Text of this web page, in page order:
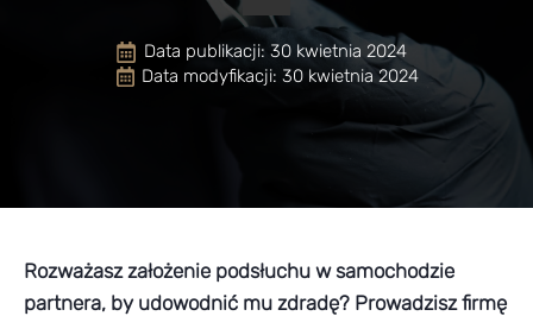
Data publikacji: 30 kwietnia 2024
Data modyfikacji: 30 kwietnia 2024
Rozważasz założenie podsłuchu w samochodzie
partnera, by udowodnić mu zdradę? Prowadzisz firmę